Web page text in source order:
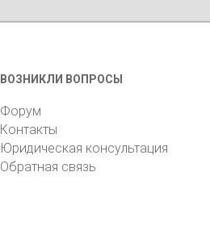
ВОЗНИКЛИ ВОПРОСЫ
Форум
Контакты
Юридическая консультация
Обратная связь